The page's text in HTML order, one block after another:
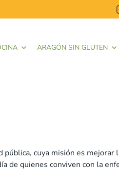
ARAGÓN SIN GLUTEN
cuya misión es mejorar
de quienes conviven con la